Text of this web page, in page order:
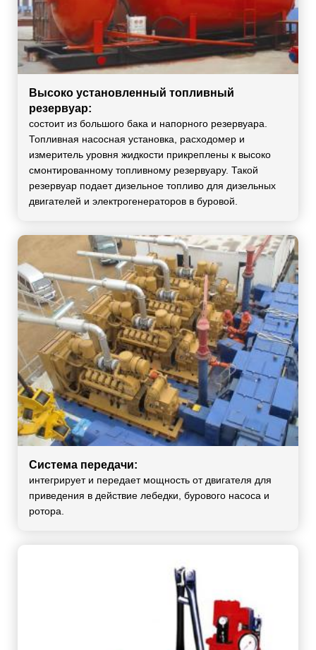
Высоко установленный топливный
резервуар:
состоит из большого бака и напорного резервуара.
Топливная насосная установка, расходомер и
измеритель уровня жидкости прикреплены к высоко
смонтированному топливному резервуару. Такой
резервуар подает дизельное топливо для дизельных
двигателей и электрогенераторов в буровой.
Система передачи:
интегрирует и передает мощность от двигателя для
приведения в действие лебедки, бурового насоса и
ротора.